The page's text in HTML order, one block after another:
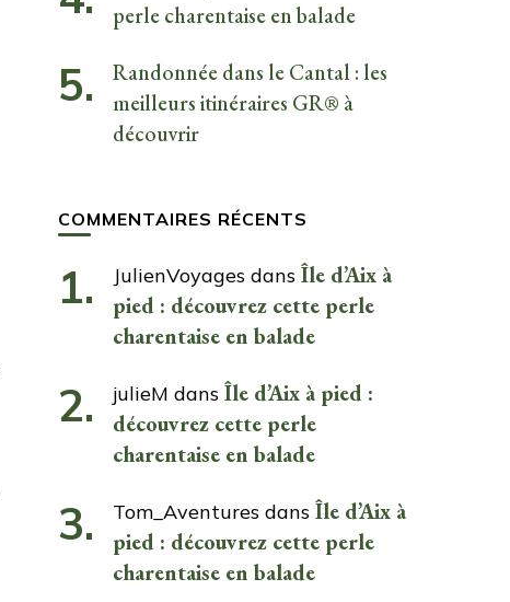
perle charentaise en balade
Randonnée dans le Cantal : les
meilleurs itinéraires GR® à
découvrir
COMMENTAIRES RÉCENTS
JulienVoyagesdans Île d’Aix à
pied : découvrez cette perle
charentaise en balade
julieM dans Île d’Aix à pied :
découvrez cette perle
charentaise en balade
Tom_Aventuresdans Île d’Aix à
pied : découvrez cette perle
charentaise en balade